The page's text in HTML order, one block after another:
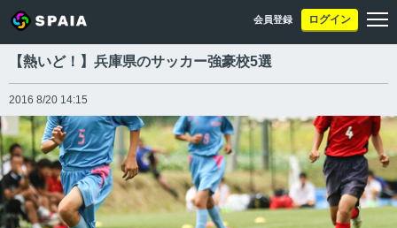
会員登録 ログイン
【熱いど！】兵庫県のサッカー強豪校5選
2016 8/20 14:15